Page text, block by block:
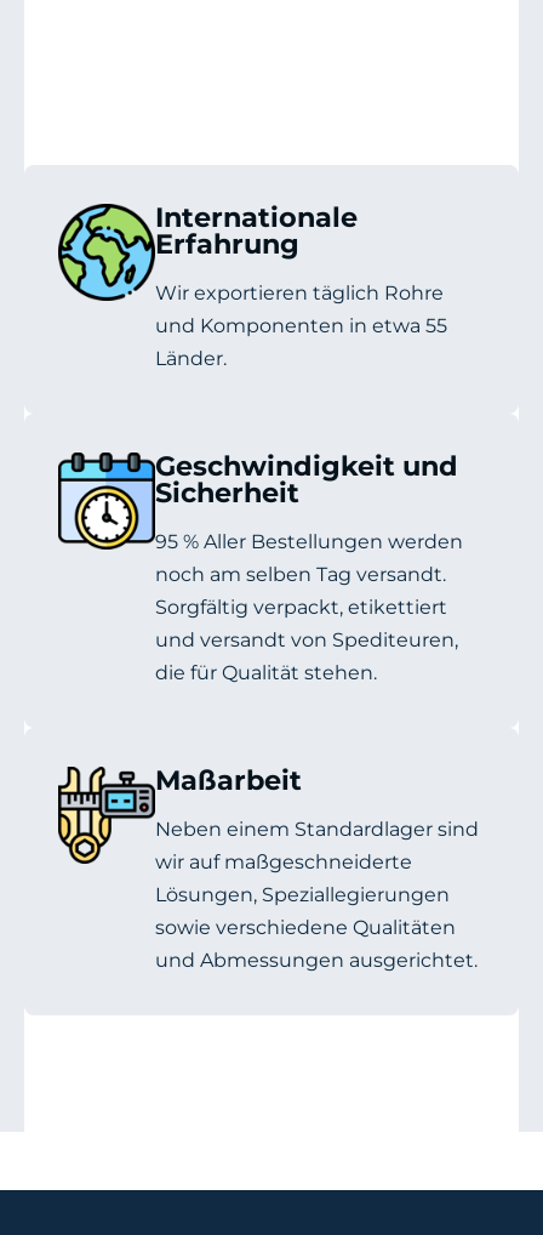
Internationale
Erfahrung
Wir exportieren täglich Rohre
und Komponenten in etwa 55
Länder.
Geschwindigkeit und
Sicherheit
95 % Aller Bestellungen werden
noch am selben Tag versandt.
Sorgfältig verpackt, etikettiert
und versandt von Spediteuren,
die für Qualität stehen.
Maßarbeit
Neben einem Standardlager sind
wir auf maßgeschneiderte
Lösungen, Speziallegierungen
sowie verschiedene Qualitäten
und Abmessungen ausgerichtet.